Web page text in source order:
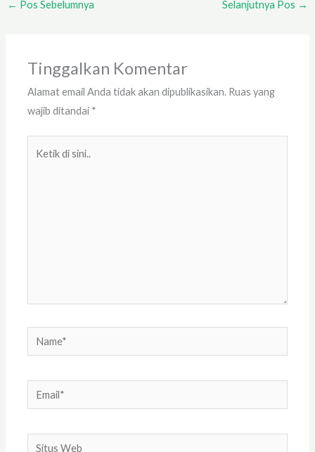
← Pos Sebelumnya Selanjutnya Pos →
Tinggalkan Komentar
Alamat email Anda tidak akan dipublikasikan. Ruas yang
wajib ditandai *
Name*
Email*
Situs